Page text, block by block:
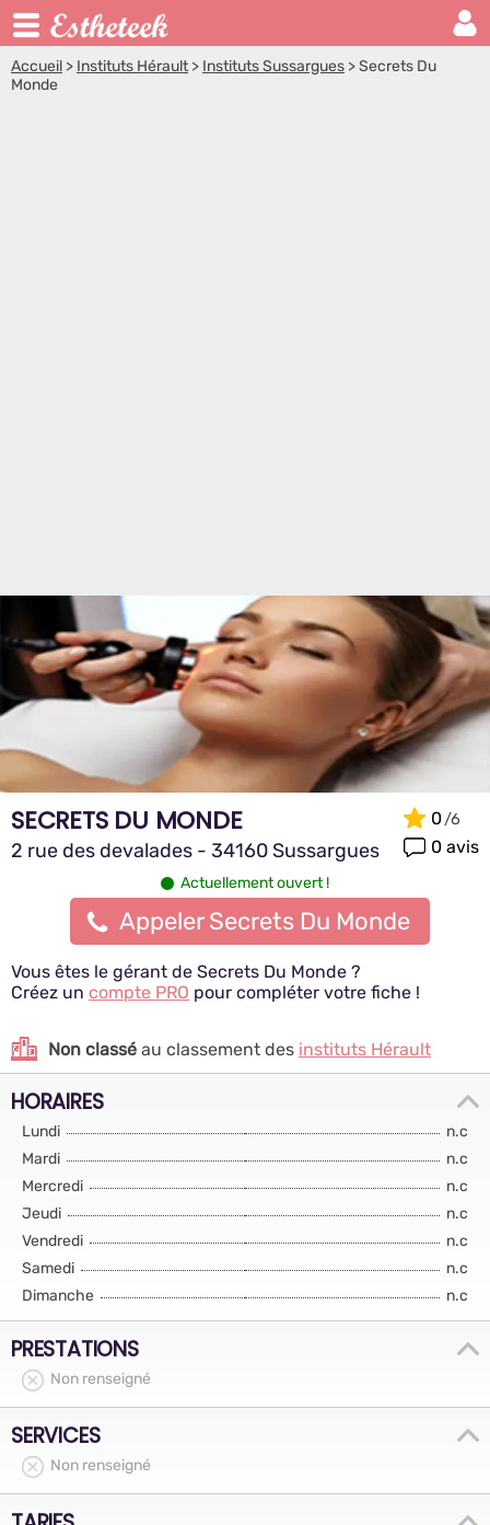
Accueil > Instituts Hérault> Instituts Sussargues >Secrets Du
Monde
SECRETS DU MONDE
2 rue des devalades - 34160 Sussargues
0
0 avis
Actuellement ouvert !
Appeler Secrets Du Monde
Vous êtes le gérant de Secrets Du Monde ?
Créez un compte PRO pour compléter votre fiche !
Non classé au classement des instituts Hérault
HORAIRES
Lundi
n.c
Mardi
n.c
Mercredi
n.c
Jeudi
n.c
Vendredi
n.c
Samedi
n.c
Dimanche
n.c
PRESTATIONS
Non renseigné
SERVICES
Non renseigné